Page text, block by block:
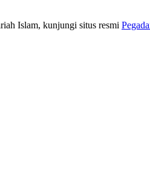
Islam, kunjungi situs resmi
kaidah Islam, kunjungi situs resmi